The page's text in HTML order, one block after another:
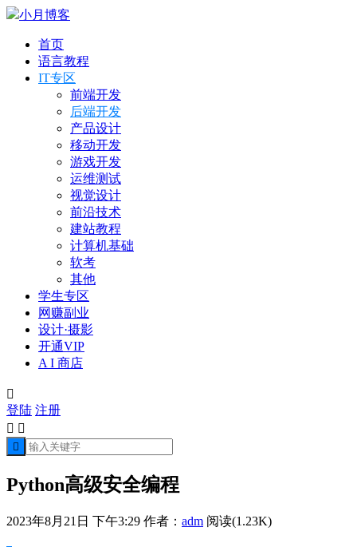
小月博客
首页
语言教程
IT专区
前端开发
后端开发
产品设计
移动开发
游戏开发
运维测试
视觉设计
前沿技术
建站教程
计算机基础
软考
其他
学生专区
网赚副业
设计·摄影
开通VIP
A I 商店

登陆 注册
 

Python高级安全编程
2023年8月21日 下午3:29 作者： adm 阅读(1.23K)